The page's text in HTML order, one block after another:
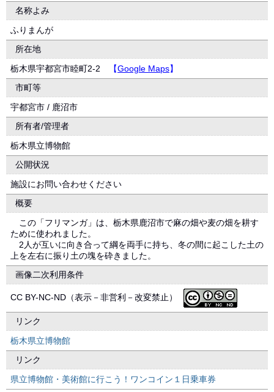
名称よみ
ふりまんが
所在地
栃木県宇都宮市睦町2-2
【Google Maps】
市町等
宇都宮市 / 鹿沼市
所有者/管理者
栃木県立博物館
公開状況
施設にお問い合わせください
概要
この「フリマンガ」は、栃木県鹿沼市で麻の畑や麦の畑を耕す
ために使われました。
2人が互いに向き合って綱を両手に持ち、冬の間に起こした土の
上を左右に振り土の塊を砕きました。
画像二次利用条件
CC BY-NC-ND（表示－非営利－改変禁止）
リンク
栃木県立博物館
リンク
県立博物館・美術館に行こう！ワンコイン１日乗車券